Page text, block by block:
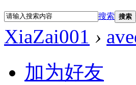
搜索 搜索
XiaZai001 ›
加为好友